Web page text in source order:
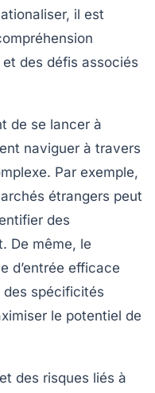
il est
des défis associés
de se lancer à
naviguer à travers
Par exemple,
étrangers peut
des
. De même, le
d’entrée efficace
spécificités
le potentiel de
des risques liés à